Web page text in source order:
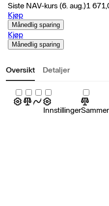
Siste NAV-kurs (6. aug.)1
Kjøp
Månedlig sparing
Kjøp
Månedlig sparing
Oversikt Detaljer
Innstillinger